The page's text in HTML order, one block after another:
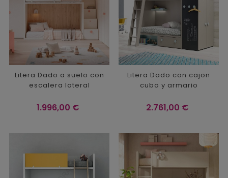
Litera Dado a suelo con
escalera lateral
Precio
1.996,00 €
Litera Dado con cajon
cubo y armario
Precio
2.761,00 €